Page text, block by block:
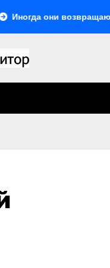
они возвращаются…